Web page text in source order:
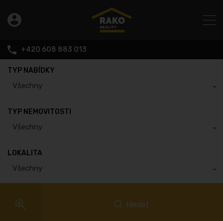
+420 608 883 013
TYP NABÍDKY
Všechny
TYP NEMOVITOSTI
Všechny
LOKALITA
Všechny
Hledat